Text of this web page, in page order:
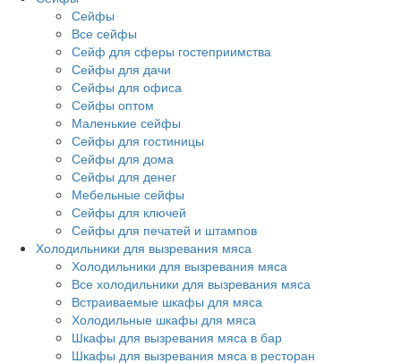
Сейфы
Все сейфы
Сейф для сферы гостеприимства
Сейфы для дачи
Сейфы для офиса
Сейфы оптом
Маленькие сейфы
Сейфы для гостиницы
Сейфы для дома
Сейфы для денег
Мебельные сейфы
Сейфы для ключей
Сейфы для печатей и штампов
Холодильники для вызревания мяса
Холодильники для вызревания мяса
Все холодильники для вызревания мяса
Встраиваемые шкафы для мяса
Холодильные шкафы для мяса
Шкафы для вызревания мяса в бар
Шкафы для вызревания мяса в ресторан